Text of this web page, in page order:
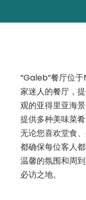
“Galeb”餐厅位
家迷人的餐厅，
观的亚得里亚海
提供多种美味菜
无论您喜欢堂食
都确保每位客人
温馨的氛围和周
必访之地。